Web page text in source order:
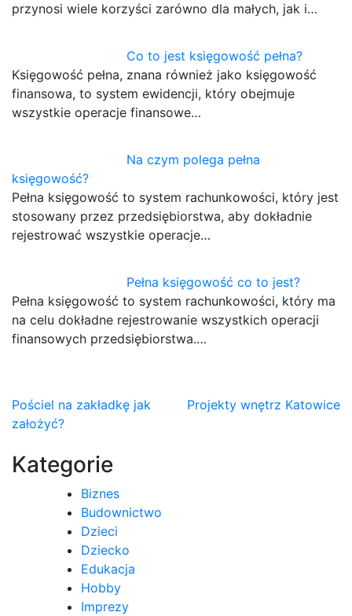
przynosi wiele korzyści zarówno dla małych, jak i…
Co to jest księgowość pełna?
Księgowość pełna, znana również jako księgowość
finansowa, to system ewidencji, który obejmuje
wszystkie operacje finansowe…
Na czym polega pełna
księgowość?
Pełna księgowość to system rachunkowości, który jest
stosowany przez przedsiębiorstwa, aby dokładnie
rejestrować wszystkie operacje…
Pełna księgowość co to jest?
Pełna księgowość to system rachunkowości, który ma
na celu dokładne rejestrowanie wszystkich operacji
finansowych przedsiębiorstwa.…
Nawigacja
wpisu
Pościel na zakładkę jak
założyć?
Projekty wnętrz Katowice
Kategorie
Biznes
Budownictwo
Dzieci
Dziecko
Edukacja
Hobby
Imprezy